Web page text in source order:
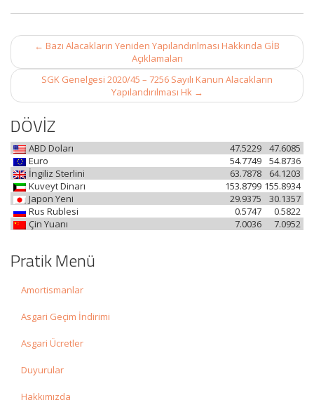
Post
navigation
← Bazı Alacakların Yeniden Yapılandırılması Hakkında GİB
Açıklamaları
SGK Genelgesi 2020/45 – 7256 Sayılı Kanun Alacakların
Yapılandırılması Hk →
DÖVİZ
ABD Doları 47.6085
47.5229
Euro
54.8736
54.7749
İngiliz Sterlini
64.1203
63.7878
Kuveyt Dinarı
155.8934
153.8799
Japon Yeni
30.1357
29.9375
Rus Rublesi
0.5822
0.5747
Çin Yuanı
7.0952
7.0036
Pratik Menü
Amortismanlar
Asgari Geçim İndirimi
Asgari Ücretler
Duyurular
Hakkımızda